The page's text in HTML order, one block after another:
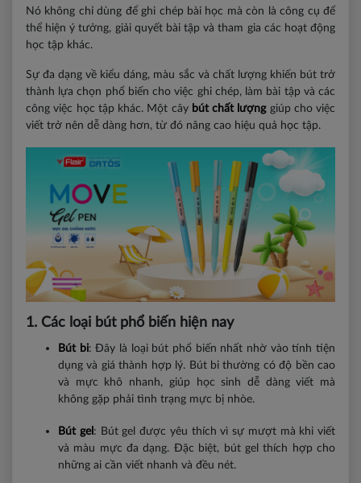
Nó không chỉ dùng để ghi chép bài học mà còn là công cụ để
thể hiện ý tưởng, giải quyết bài tập và tham gia các hoạt động
học tập khác.
Sự đa dạng về kiểu dáng, màu sắc và chất lượng khiến bút trở
thành lựa chọn phổ biến cho việc ghi chép, làm bài tập và các
công việc học tập khác. Một cây bút chất lượnggiúp cho việc
viết trở nên dễ dàng hơn, từ đó nâng cao hiệu quả học tập.
1. Các loại bút phổ biến hiện nay
Bút bi: Đây là loại bút phổ biến nhất nhờ vào tính tiện
dụng và giá thành hợp lý. Bút bi thường có độ bền cao
và mực khô nhanh, giúp học sinh dễ dàng viết mà
không gặp phải tình trạng mực bị nhòe.
Bút gel : Bút gel được yêu thích vì sự mượt mà khi viết
và màu mực đa dạng. Đặc biệt, bút gel thích hợp cho
những ai cần viết nhanh và đều nét.